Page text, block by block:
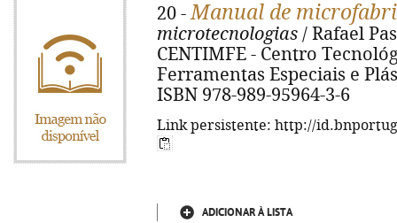
20 -Manual de
microtecnologias / Rafael
CENTIMFE - Centro
Ferramentas Especiais e
ISBN 978-989-95964-3-6
Link persistente: http://
ADICIONAR À LISTA